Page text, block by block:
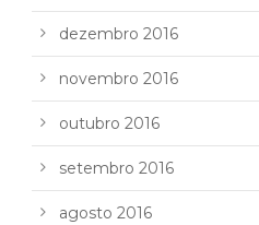
dezembro 2016
novembro 2016
outubro 2016
setembro 2016
agosto 2016